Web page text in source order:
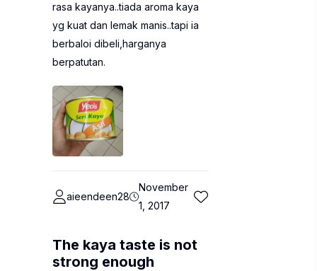
rasa kayanya..tiada aroma kaya
yg kuat dan lemak manis..tapi ia
berbaloi dibeli,harganya
berpatutan.
aieendeen28
November
1, 2017
The kaya taste is not
strong enough